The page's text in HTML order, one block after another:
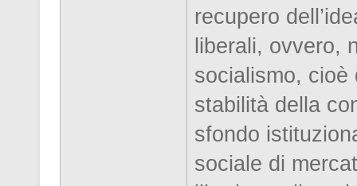
recupero
liberali, ovvero,
socialismo,
stabilità della
sfondo
sociale di